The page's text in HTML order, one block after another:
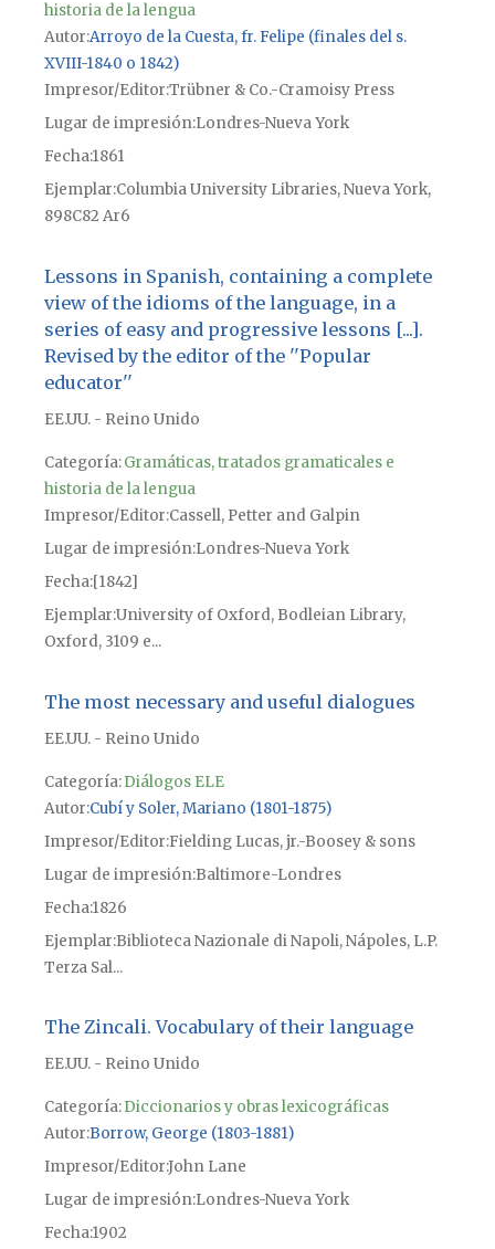
historia de la lengua
Autor Arroyo de la Cuesta, fr. Felipe (finales del s.
XVIII-1840 o 1842)
Impresor/Editor Trübner & Co.-Cramoisy Press
Lugar de impresiónLondres-Nueva York
Fecha1861
Ejemplar Columbia University Libraries, Nueva York,
898C82 Ar6
Lessons in Spanish, containing a complete
view of the idioms of the language, in a
series of easy and progressive lessons [...].
Revised by the editor of the ''Popular
educator''
EE.UU. - Reino Unido
Categoría:Gramáticas, tratados gramaticales e
historia de la lengua
Impresor/Editor Cassell, Petter and Galpin
Lugar de impresiónLondres-Nueva York
Fecha[1842]
Ejemplar University of Oxford, Bodleian Library,
Oxford, 3109 e...
The most necessary and useful dialogues
EE.UU. - Reino Unido
Categoría:Diálogos ELE
Autor Cubí y Soler, Mariano (1801-1875)
Impresor/Editor Fielding Lucas, jr.-Boosey & sons
Lugar de impresiónBaltimore-Londres
Fecha1826
Ejemplar Biblioteca Nazionale di Napoli, Nápoles, L.P.
Terza Sal...
The Zincali. Vocabulary of their language
EE.UU. - Reino Unido
Categoría:Diccionarios y obras lexicográficas
Autor Borrow, George (1803-1881)
Impresor/EditorJohn Lane
Lugar de impresiónLondres-Nueva York
Fecha1902